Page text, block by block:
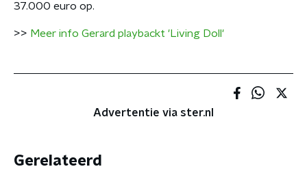
37.000 euro op.
>> Meer info Gerard playbackt 'Living Doll'
Advertentie via ster.nl
Gerelateerd